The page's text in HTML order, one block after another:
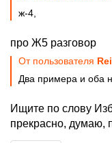
ж-4,
про Ж5 разговор
От пользователя
Два примера и оба
Ищите по слову
прекрасно, думаю,